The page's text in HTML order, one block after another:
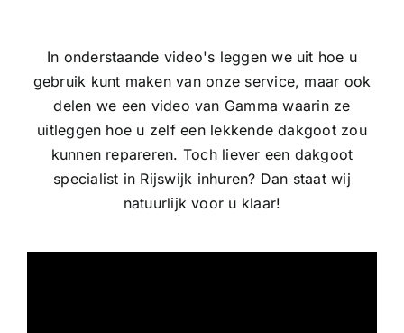
In onderstaande video's leggen we uit hoe u
gebruik kunt maken van onze service, maar ook
delen we een video van Gamma waarin ze
uitleggen hoe u zelf een lekkende dakgoot zou
kunnen repareren. Toch liever een dakgoot
specialist in Rijswijk inhuren? Dan staat wij
natuurlijk voor u klaar!